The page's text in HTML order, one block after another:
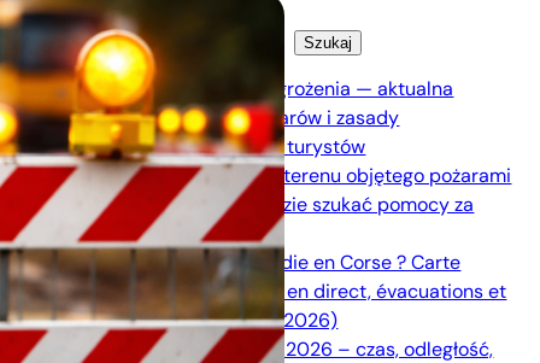
Szukaj
Szukaj
Majorka pożary i zagrożenia — aktualna
sytuacja, mapa pożarów i zasady
bezpieczeństwa dla turystów
Zasady ewakuacji z terenu objętego pożarami
— jak reagować i gdzie szukać pomocy za
granicą?
Où se trouve l’incendie en Corse ? Carte
interactive des feux en direct, évacuations et
informations utiles (2026)
Trasa do Trójmiasta 2026 – czas, odległość,